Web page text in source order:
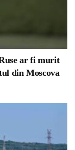
ar fi murit
din Moscova